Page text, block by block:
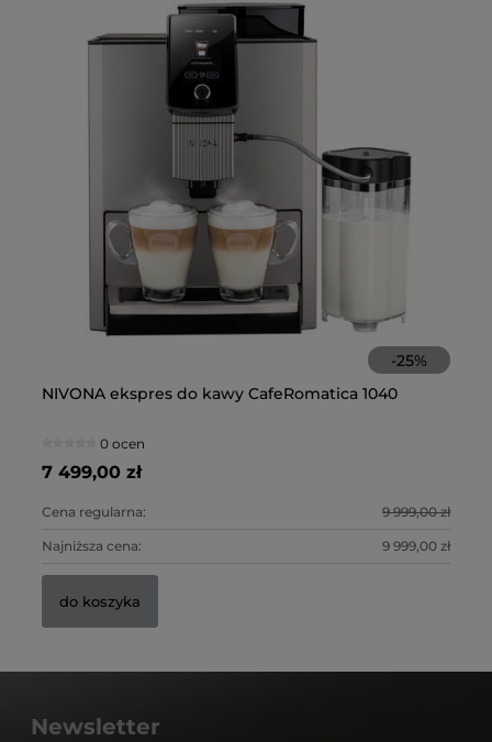
-25%
NIVONA ekspres do kawy CafeRomatica 1040
0 ocen
7 499,00 zł
Cena regularna: 9 999,00 zł
Najniższa cena: 9 999,00 zł
do koszyka
Newsletter